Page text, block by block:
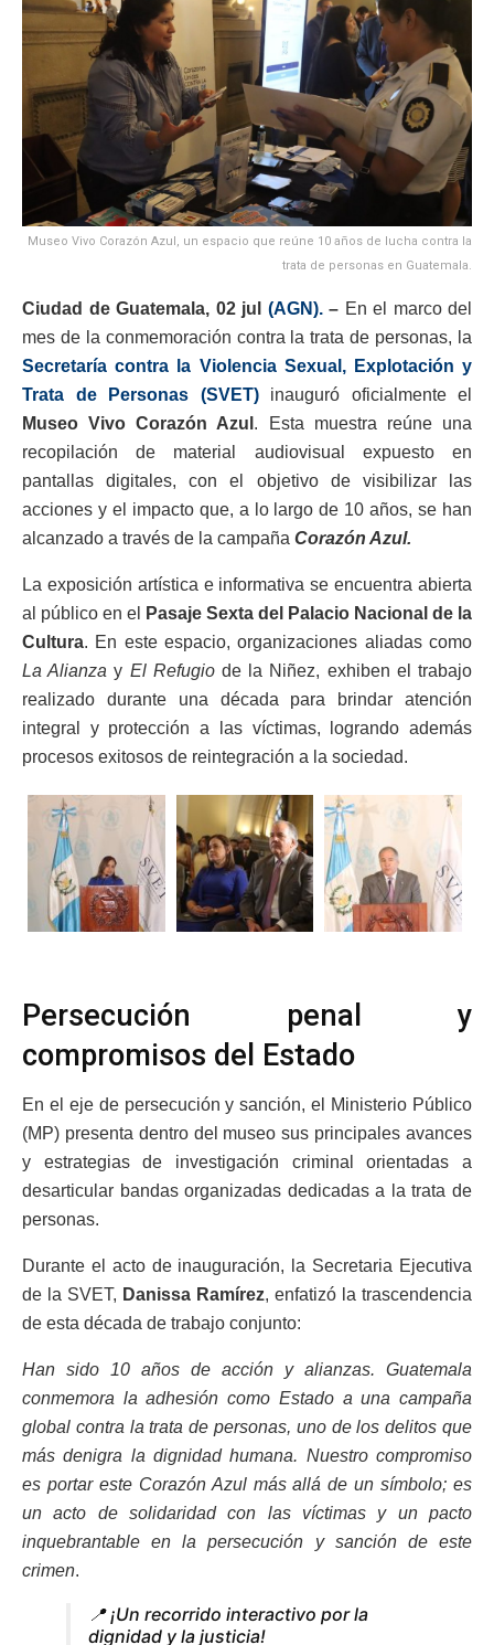
Museo Vivo Corazón Azul, un espacio que reúne 10 años de lucha contra la
trata de personas en Guatemala.
Ciudad de Guatemala, 02 jul (AGN).– En el marco del
mes de la conmemoración contra la trata de personas, la
Secretaría contra la Violencia Sexual, Explotación y
Trata de Personas (SVET)
inauguró oficialmente el
Museo Vivo Corazón Azul . Esta muestra reúne una
recopilación de material audiovisual expuesto en
pantallas digitales, con el objetivo de visibilizar las
acciones y el impacto que, a lo largo de 10 años, se han
alcanzado a través de la campaña Corazón Azul.
La exposición artística e informativa se encuentra abierta
al público en el
Pasaje Sexta del Palacio Nacional de la
Cultura. En este espacio, organizaciones aliadas como
La Alianza y El Refugiode la Niñez, exhiben el trabajo
realizado durante una década para brindar atención
integral y protección a las víctimas, logrando además
procesos exitosos de reintegración a la sociedad.
Persecución penal y
compromisos del Estado
En el eje de persecución y sanción, el Ministerio Público
(MP) presenta dentro del museo sus principales avances
y estrategias de investigación criminal orientadas a
desarticular bandas organizadas dedicadas a la trata de
personas.
Durante el acto de inauguración, la Secretaria Ejecutiva
de la SVET, Danissa Ramírez, enfatizó la trascendencia
de esta década de trabajo conjunto:
Han sido 10 años de acción y alianzas. Guatemala
conmemora la adhesión como Estado a una campaña
global contra la trata de personas, uno de los delitos que
más denigra la dignidad humana. Nuestro compromiso
es portar este Corazón Azul más allá de un símbolo; es
un acto de solidaridad con las víctimas y un pacto
inquebrantable en la persecución y sanción de este
crimen.
📍 ¡Un recorrido interactivo por la
dignidad y la justicia!